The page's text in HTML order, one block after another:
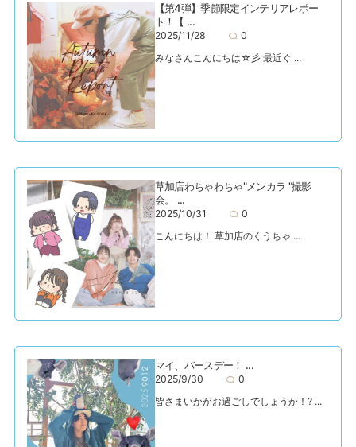
【第4弾】季節限定インテリアレポー
ト！【 ...
2025/11/28
0
みなさんこんにちは☆彡 最近ぐ ...
草加店わちゃわちゃ"メンカラ "撮影
会。 ...
2025/10/31
0
こんにちは！ 草加店のくうちゃ ...
マイ、バースデー！ ...
2025/9/30
0
皆さまいかがお過ごしでしょうか！? ...